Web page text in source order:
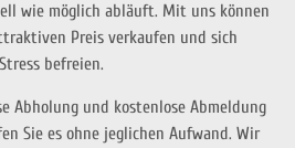
wie möglich abläuft. Mit uns können
Preis verkaufen und sich
befreien.
Abholung und kostenlose Abmeldung
Sie es ohne jeglichen Aufwand. Wir